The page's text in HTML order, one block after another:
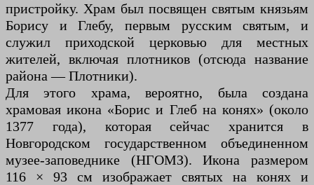
пристройку. Храм был посвящен святым князьям
Борису и Глебу, первым русским святым, и
служил приходской церковью для местных
жителей, включая плотников (отсюда название
района — Плотники).
Для этого храма, вероятно, была создана
храмовая икона «Борис и Глеб на конях» (около
1377 года), которая сейчас хранится в
Новгородском государственном объединенном
музее-заповеднике (НГОМЗ). Икона размером
116 × 93 см изображает святых на конях и